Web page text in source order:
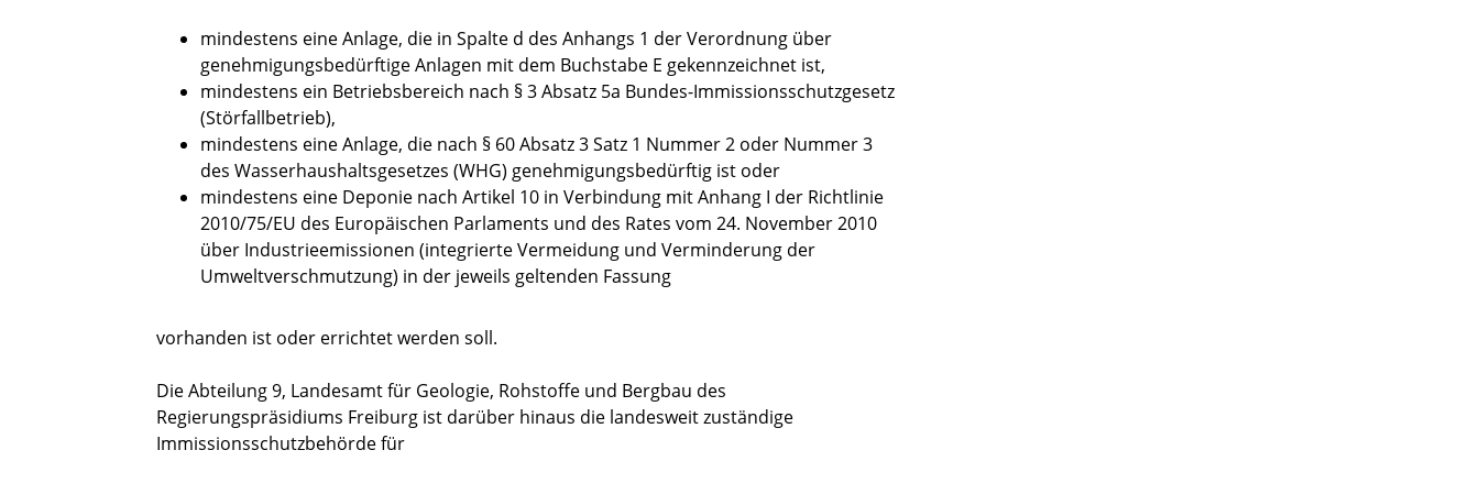
mindestens eine Anlage, die in Spalte d des Anhangs 1 der Verordnung über
genehmigungsbedürftige Anlagen mit dem Buchstabe E gekennzeichnet ist,
mindestens ein Betriebsbereich nach § 3 Absatz 5a Bundes-Immissionsschutzgesetz
(Störfallbetrieb),
mindestens eine Anlage, die nach § 60 Absatz 3 Satz 1 Nummer 2 oder Nummer 3
des Wasserhaushaltsgesetzes (WHG) genehmigungsbedürftig ist oder
mindestens eine Deponie nach Artikel 10 in Verbindung mit Anhang I der Richtlinie
2010/75/EU des Europäischen Parlaments und des Rates vom 24. November 2010
über Industrieemissionen (integrierte Vermeidung und Verminderung der
Umweltverschmutzung) in der jeweils geltenden Fassung
vorhanden ist oder errichtet werden soll.
Die Abteilung 9, Landesamt für Geologie, Rohstoffe und Bergbau des
Regierungspräsidiums Freiburg ist darüber hinaus die landesweit zuständige
Immissionsschutzbehörde für